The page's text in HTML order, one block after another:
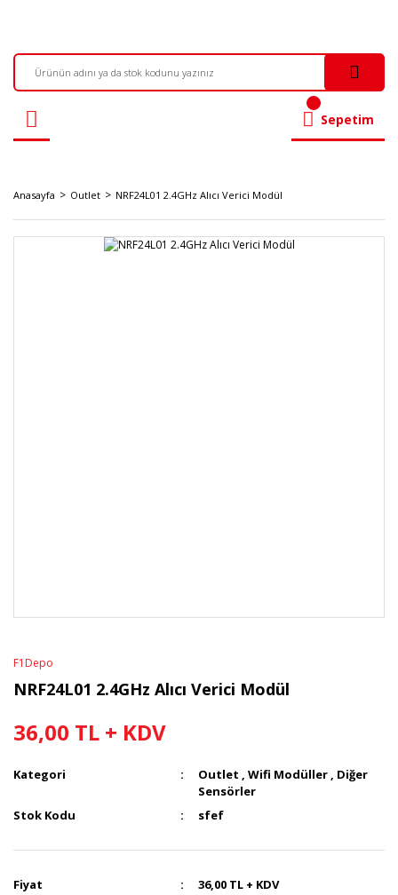
Sepetim
Anasayfa Outlet NRF24L01 2.4GHz Alıcı Verici Modül
F1Depo
NRF24L01 2.4GHz Alıcı Verici Modül
36,00 TL + KDV
Kategori Outlet ,Wifi Modüller , Diğer
Sensörler
Stok Kodu
sfef
Fiyat
36,00 TL + KDV